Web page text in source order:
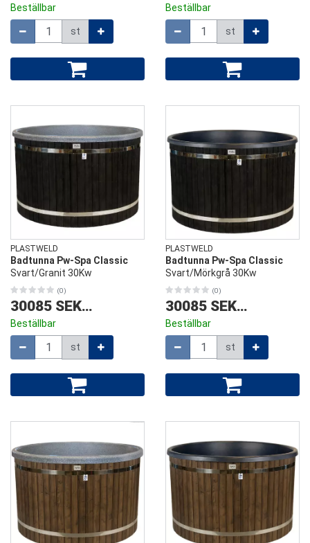
Beställbar
st
Beställbar
st
PLASTWELD
Badtunna Pw-Spa Classic
Svart/Granit 30Kw
(0)
30085 SEK
/
Beställbar
st
PLASTWELD
Badtunna Pw-Spa Classic
Svart/Mörkgrå 30Kw
(0)
30085 SEK
/
Beställbar
st